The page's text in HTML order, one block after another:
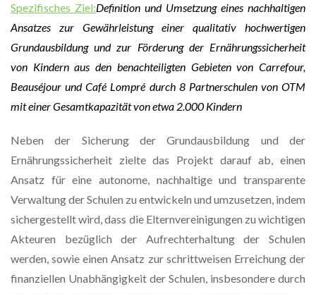
Spezifisches Ziel:Definition und Umsetzung eines nachhaltigen
Ansatzes zur Gewährleistung einer qualitativ hochwertigen
Grundausbildung und zur Förderung der Ernährungssicherheit
von Kindern aus den benachteiligten Gebieten von Carrefour,
Beauséjour und Café Lompré durch 8 Partnerschulen von OTM
mit einer Gesamtkapazität von etwa 2.000 Kindern
Neben der Sicherung der Grundausbildung und der
Ernährungssicherheit zielte das Projekt darauf ab, einen
Ansatz für eine autonome, nachhaltige und transparente
Verwaltung der Schulen zu entwickeln und umzusetzen, indem
sichergestellt wird, dass die Elternvereinigungen zu wichtigen
Akteuren bezüglich der Aufrechterhaltung der Schulen
werden, sowie einen Ansatz zur schrittweisen Erreichung der
finanziellen Unabhängigkeit der Schulen, insbesondere durch